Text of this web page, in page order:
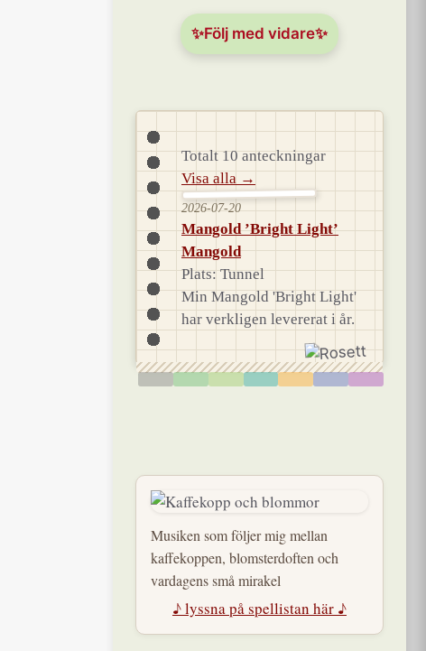
✨Följ med vidare✨
Totalt 10 anteckningar
Visa alla →
2026-07-20
Mangold ’Bright Light’
Mangold
Plats: Tunnel
Min Mangold 'Bright Light'
har verkligen levererat i år.
Musiken som följer mig mellan
kaffekoppen, blomsterdoften och
vardagens små mirakel
♪ lyssna på spellistan här ♪